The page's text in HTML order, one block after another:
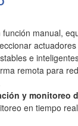
función manual,
e
remota para
y monitoreo
en tiempo